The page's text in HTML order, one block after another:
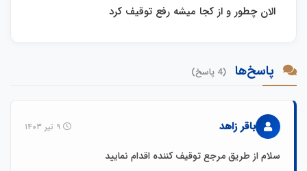
الان چطور و از کجا میشه رفع توقیف کرد
پاسخ‌ها (4 پاسخ)
باقر زاهد
سلام از طریق مرجع توقیف کننده اقدام نمایید